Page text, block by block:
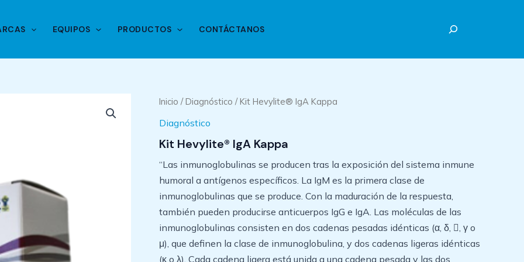
EQUIPOS PRODUCTOS CONTÁCTANOS
Inicio /Diagnóstico / Kit Hevylite® IgA Kappa
Diagnóstico
Kit Hevylite® IgA Kappa
“Las inmunoglobulinas se producen tras la exposición del sistema inmune
humoral a antígenos específicos. La IgM es la primera clase de
inmunoglobulinas que se produce. Con la maduración de la respuesta,
también pueden producirse anticuerpos IgG e IgA. Las moléculas de las
inmunoglobulinas consisten en dos cadenas pesadas idénticas (α, δ, , γ o
μ), que definen la clase de inmunoglobulina, y dos cadenas ligeras idénticas
(κ o λ). Cada cadena ligera está unida a una cadena pesada y las dos